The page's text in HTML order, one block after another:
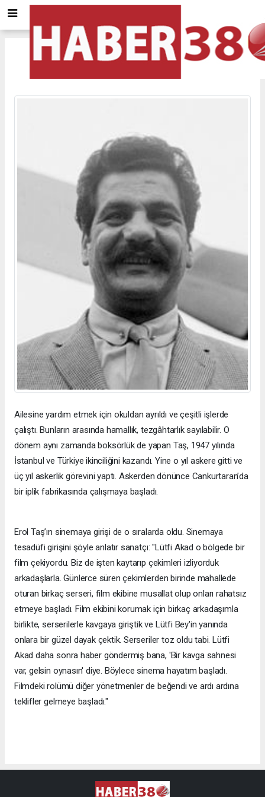
Ailesine yardım etmek için okuldan ayrıldı ve çeşitli işlerde
çalıştı. Bunların arasında hamallık, tezgâhtarlık sayılabilir. O
dönem aynı zamanda boksörlük de yapan Taş, 1947 yılında
İstanbul ve Türkiye ikinciliğini kazandı. Yine o yıl askere gitti ve
üç yıl askerlik görevini yaptı. Askerden dönünce Cankurtaran’da
bir iplik fabrikasında çalışmaya başladı.
Erol Taş’ın sinemaya girişi de o sıralarda oldu. Sinemaya
tesadüfi girişini şöyle anlatır sanatçı: "Lütfi Akad o bölgede bir
film çekiyordu. Biz de işten kaytarıp çekimleri izliyorduk
arkadaşlarla. Günlerce süren çekimlerden birinde mahallede
oturan birkaç serseri, film ekibine musallat olup onları rahatsız
etmeye başladı. Film ekibini korumak için birkaç arkadaşımla
birlikte, serserilerle kavgaya giriştik ve Lütfi Bey'in yanında
onlara bir güzel dayak çektik. Serseriler toz oldu tabi. Lütfi
Akad daha sonra haber göndermiş bana, 'Bir kavga sahnesi
var, gelsin oynasın' diye. Böylece sinema hayatım başladı.
Filmdeki rolümü diğer yönetmenler de beğendi ve ardı ardına
teklifler gelmeye başladı."